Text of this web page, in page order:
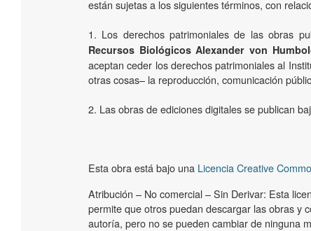
están sujetas a los siguientes términos, con
1. Los derechos patrimoniales de las obras
Recursos Biológicos Alexander von
aceptan ceder los derechos patrimoniales al
otras cosas­– la reproducción, comunicación
2. Las obras de ediciones digitales se publican
Esta obra está bajo una Licencia Creative
Atribución – No comercial – Sin Derivar: Esta
permite que otros puedan descargar las obras y
autoría, pero no se pueden cambiar de ninguna